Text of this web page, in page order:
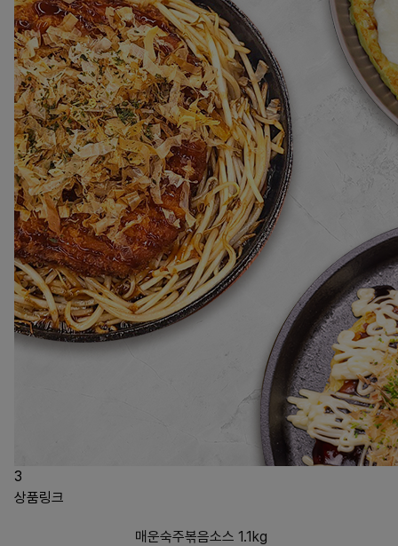
3
상품링크
매운숙주볶음소스 1.1kg